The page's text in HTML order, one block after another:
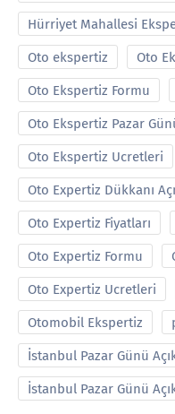
Hürriyet Mahallesi
Oto ekspertiz Oto
Oto Ekspertiz Formu
Oto Ekspertiz Pazar
Oto Ekspertiz Ucretleri
Oto Expertiz Dükkanı
Oto Expertiz Fiyatları
Oto Expertiz Formu
Oto Expertiz Ucretleri
Otomobil Ekspertiz
İstanbul Pazar Günü
İstanbul Pazar Günü